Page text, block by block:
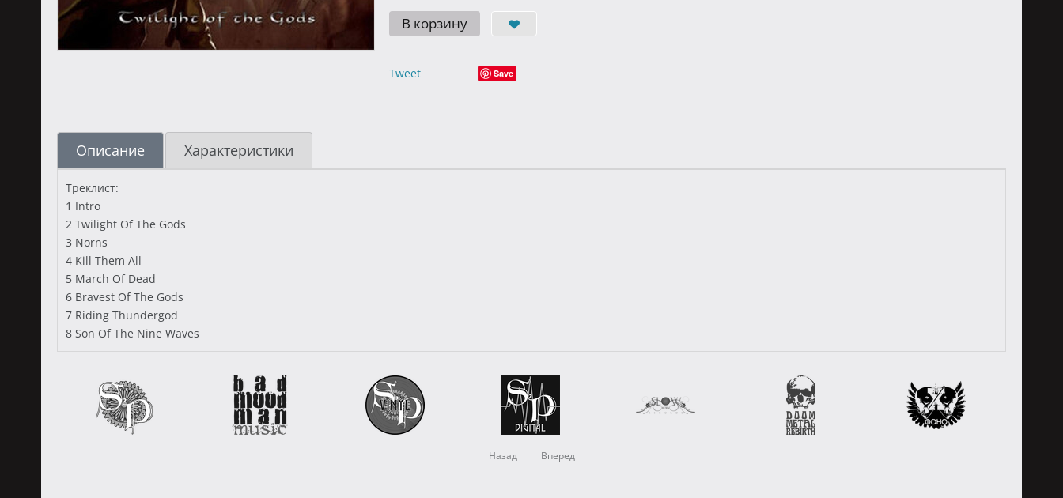
В корзину
Tweet Save
Описание Характеристики
Треклист:
1 Intro
2 Twilight Of The Gods
3 Norns
4 Kill Them All
5 March Of Dead
6 Bravest Of The Gods
7 Riding Thundergod
8 Son Of The Nine Waves
Назад Вперед